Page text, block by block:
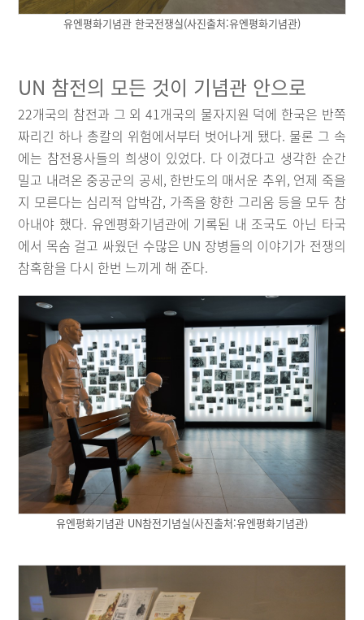
유엔평화기념관 한국전쟁실(사진출처:유엔평화기념관)
UN 참전의 모든 것이 기념관 안으로
22개국의 참전과 그 외 41개국의 물자지원 덕에 한국은 반쪽
짜리긴 하나 총칼의 위험에서부터 벗어나게 됐다. 물론 그 속
에는 참전용사들의 희생이 있었다. 다 이겼다고 생각한 순간
밀고 내려온 중공군의 공세, 한반도의 매서운 추위, 언제 죽을
지 모른다는 심리적 압박감, 가족을 향한 그리움 등을 모두 참
아내야 했다. 유엔평화기념관에 기록된 내 조국도 아닌 타국
에서 목숨 걸고 싸웠던 수많은 UN 장병들의 이야기가 전쟁의
참혹함을 다시 한번 느끼게 해 준다.
유엔평화기념관 UN참전기념실(사진출처:유엔평화기념관)